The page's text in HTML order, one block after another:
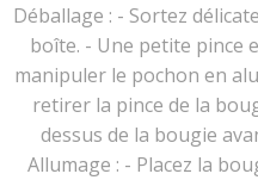
Déballage : - Sortez
boîte. - Une petite pince
manipuler le pochon en
retirer la pince de la
dessus de la bougie
Allumage : - Placez la